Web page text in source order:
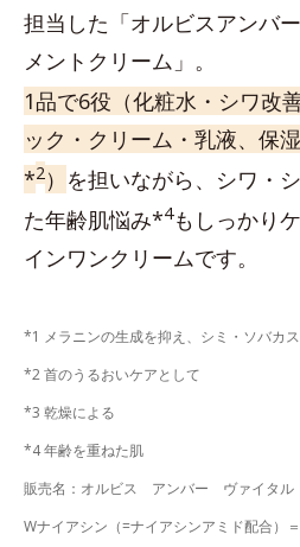
担当した「オルビスアンバ
メントクリーム」。
1品で6役（化粧水・シワ改
ック・クリーム・乳液、保
*2 ） を担いながら、シワ・
た年齢肌悩み*4もしっかり
インワンクリームです。
*1 メラニンの生成を抑え、シミ・ソバカ
*2 首のうるおいケアとして
*3 乾燥による
*4 年齢を重ねた肌
販売名：オルビス アンバー ヴァイタ
Wナイアシン（=ナイアシンアミド配合）